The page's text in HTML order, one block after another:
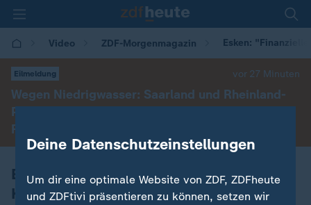
Video ZDF-Morgenmagazin Esken:
Eilmeldung vor 27 Minuten
Wegen Niedrigwasser: Saarland und Rheinland-
Pfalz heben als erste Bundesländer Lkw-
Feiertagsfahrverbot auf
Esken: "Finanzielle Grundlage der
Koalition"
Deine Datenschutzeinstellungen
Um dir eine optimale Website von ZDF, ZDFheute
und ZDFtivi präsentieren zu können, setzen wir